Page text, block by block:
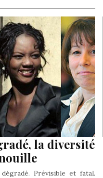
la diversité
Prévisible et fatal.